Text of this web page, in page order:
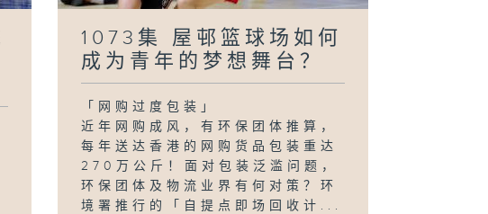
1073集 屋邨篮球场如何
成为青年的梦想舞台？
「网购过度包装」
近年网购成风，有环保团体推算，
每年送达香港的网购货品包装重达
270万公斤！面对包装泛滥问题，
环保团体及物流业界有何对策？环
境署推行的「自提点即场回收计...